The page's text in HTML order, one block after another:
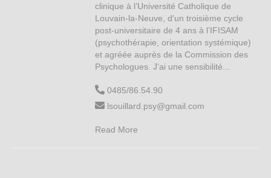
clinique à l’Université Catholique de
Louvain-la-Neuve, d'un troisième cycle
post-universitaire de 4 ans à l’IFISAM
(psychothérapie, orientation systémique)
et agréée auprès de la Commission des
Psychologues. J’ai une sensibilité...
0485/86.54.90
lsouillard.psy@gmail.com
Read More